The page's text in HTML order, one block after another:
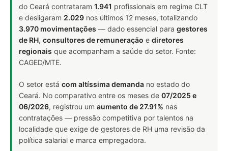
do Ceará contrataram 1.941 profissionais em regime CLT
e desligaram 2.029 nos últimos 12 meses, totalizando
3.970 movimentações — dado essencial para gestores
de RH, consultores de remuneração e diretores
regionais que acompanham a saúde do setor. Fonte:
CAGED/MTE.
O setor está com altíssima demanda no estado do
Ceará. No comparativo entre os meses de 07/2025 e
06/2026, registrou um aumento de 27.91% nas
contratações — pressão competitiva por talentos na
localidade que exige de gestores de RH uma revisão da
política salarial e marca empregadora.